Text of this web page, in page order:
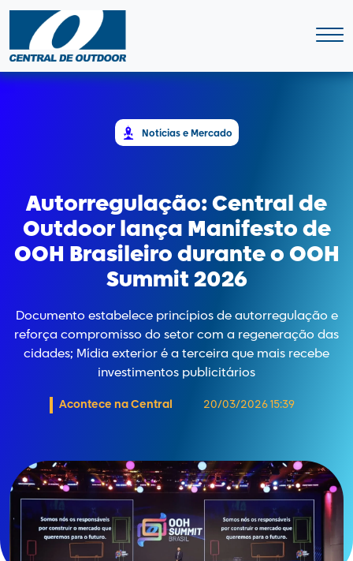
Notícias e Mercado
Autorregulação: Central de
Outdoor lança Manifesto de
OOH Brasileiro durante o OOH
Summit 2026
Documento estabelece princípios de autorregulação e
reforça compromisso do setor com a regeneração das
cidades; Mídia exterior é a terceira que mais recebe
investimentos publicitários
Acontece na Central 20/03/2026 15:39